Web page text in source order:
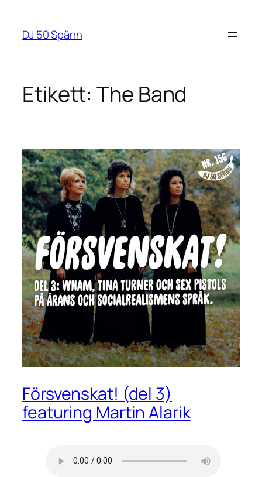
innehåll
DJ 50 Spänn
Etikett:The Band
Försvenskat! (del 3)
featuring Martin Alarik